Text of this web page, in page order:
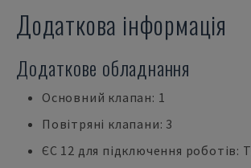
Додаткова інформація
Додаткове обладнання
Основний клапан: 1
Повітряні клапани: 3
ЄС 12 для підключення роботів: